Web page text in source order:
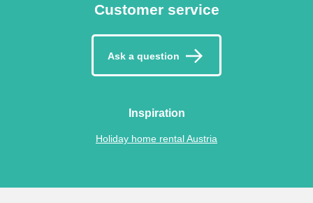
Customer service
Ask a question
Inspiration
Holiday home rental Austria